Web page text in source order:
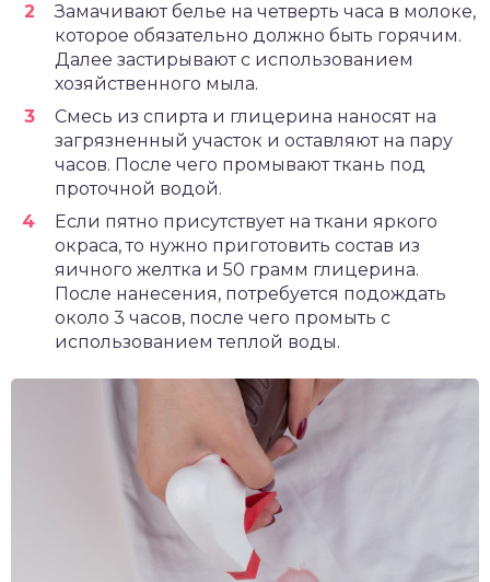
Замачивают белье на четверть часа в молоке,
которое обязательно должно быть горячим.
Далее застирывают с использованием
хозяйственного мыла.
Смесь из спирта и глицерина наносят на
загрязненный участок и оставляют на пару
часов. После чего промывают ткань под
проточной водой.
Если пятно присутствует на ткани яркого
окраса, то нужно приготовить состав из
яичного желтка и 50 грамм глицерина.
После нанесения, потребуется подождать
около 3 часов, после чего промыть с
использованием теплой воды.